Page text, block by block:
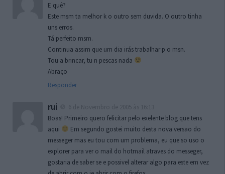
E quê?
Este msm ta melhor k o outro sem duvida. O outro tinha
uns erros.
Tá perfeito msm.
Continua assim que um dia irás trabalhar p o msn.
Tou a brincar, tu n pescas nada
Abraço
Responder
rui
Boas! Primeiro quero felicitar pelo exelente blog que tens
aqui
Em segundo gostei muito desta nova versao do
messeger mas eu tou com um problema, eu que so uso o
explorer para ver o mail do hotmail atraves do messeger,
gostaria de saber se e possivel alterar algo para este em vez